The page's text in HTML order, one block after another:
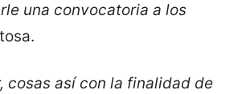
una convocatoria a los
cosas así con la finalidad de